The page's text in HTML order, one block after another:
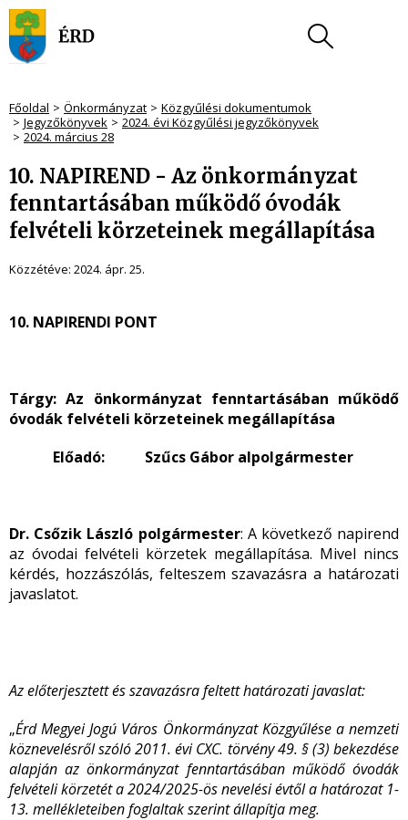
Főoldal Önkormányzat
Közgyűlési dokumentumok
Jegyzőkönyvek
2024. évi Közgyűlési jegyzőkönyvek
2024. március 28
10. NAPIREND - Az önkormányzat
fenntartásában működő óvodák
felvételi körzeteinek megállapítása
Közzétéve: 2024. ápr. 25.
10. NAPIRENDI PONT
Tárgy: Az önkormányzat fenntartásában működő
óvodák felvételi körzeteinek megállapítása
Előadó: Szűcs Gábor alpolgármester
Dr. Csőzik László polgármester: A következő napirend
az óvodai felvételi körzetek megállapítása. Mivel nincs
kérdés, hozzászólás, felteszem szavazásra a határozati
javaslatot.
Az előterjesztett és szavazásra feltett határozati javaslat:
„Érd Megyei Jogú Város Önkormányzat Közgyűlése a nemzeti
köznevelésről szóló 2011. évi CXC. törvény 49. § (3) bekezdése
alapján az önkormányzat fenntartásában működő óvodák
felvételi körzetét a 2024/2025-ös nevelési évtől a határozat 1-
13. mellékleteiben foglaltak szerint állapítja meg.